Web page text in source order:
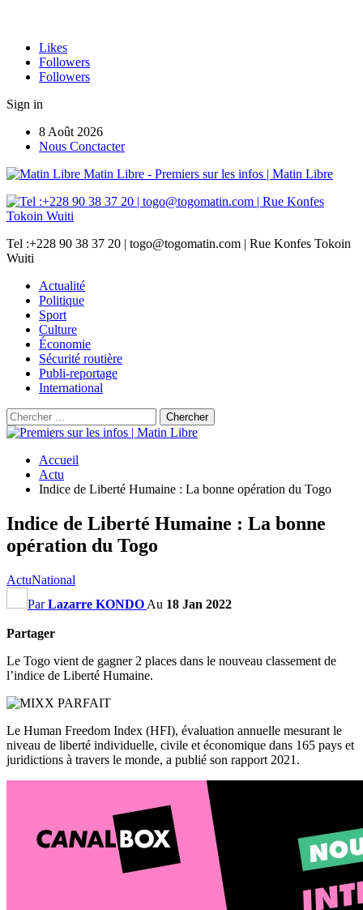
Likes
Followers
Followers
Sign in
8 Août 2026
Nous Conctacter
Matin Libre - Premiers sur les infos | Matin Libre
Tel :+228 90 38 37 20 | togo@togomatin.com | Rue Konfes Tokoin
Wuiti
Actualité
Politique
Sport
Culture
Économie
Sécurité routière
Publi-reportage
International
Accueil
Actu
Indice de Liberté Humaine : La bonne opération du Togo
Indice de Liberté Humaine : La bonne
opération du Togo
ActuNational
ParLazarre KONDO Au 18 Jan 2022
Partager
Le Togo vient de gagner 2 places dans le nouveau classement de
l’indice de Liberté Humaine.
Le Human Freedom Index (HFI), évaluation annuelle mesurant le
niveau de liberté individuelle, civile et économique dans 165 pays et
juridictions à travers le monde, a publié son rapport 2021.